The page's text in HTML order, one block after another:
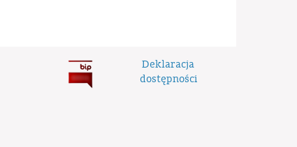
Deklaracja
dostępności